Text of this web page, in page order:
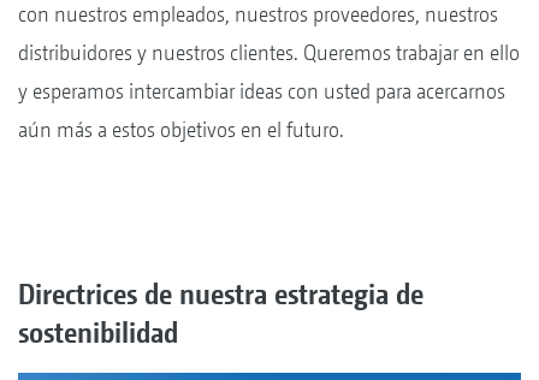
con nuestros empleados, nuestros proveedores, nuestros
distribuidores y nuestros clientes. Queremos trabajar en ello
y esperamos intercambiar ideas con usted para acercarnos
aún más a estos objetivos en el futuro.
Directrices de nuestra estrategia de
sostenibilidad